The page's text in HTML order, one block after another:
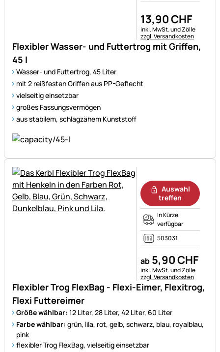
Flexibler Wasser- und Futtertrog mit Griffen,
45 l
Wasser- und Futtertrog, 45 Liter
mit 2 reißfesten Griffen aus PP-Geflecht
vielseitig einsetzbar
großes Fassungsvermögen
aus stabilem, schlagzähem Kunststoff
13,90CHF
Steuerhinweis:
inkl. MwSt. und Zölle
zzgl. Versandkosten
Flexibler Trog FlexBag - Flexi-Eimer, Flexitrog,
Flexi Futtereimer
Größe wählbar: 12 Liter, 28 Liter, 42 Liter, 60 Liter
Farbe wählbar: grün, lila, rot, gelb, schwarz, blau, royalblau,
pink
flexibler Trog FlexBag, vielseitig einsetzbar
Auswahl
treffen
In Kürze
verfügbar
503031
ab 5,90CHF
Steuerhinweis:
inkl. MwSt. und Zölle
zzgl. Versandkosten